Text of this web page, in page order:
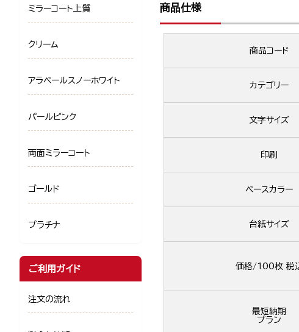
商品仕様
商品コード
カテゴリー
文字サイズ
印刷
ベースカラー
台紙サイズ
価格/100枚 税
最短納期
プラン
ミラーコート上質
クリーム
アラベールスノーホワイト
パールピンク
両面ミラーコート
ゴールド
プラチナ
ご利用ガイド
注文の流れ